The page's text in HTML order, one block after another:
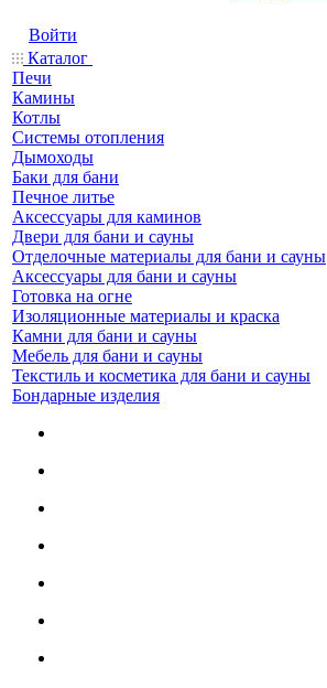
Войти
Каталог
Печи
Камины
Котлы
Системы отопления
Дымоходы
Баки для бани
Печное литье
Аксессуары для каминов
Двери для бани и сауны
Отделочные материалы для бани и сауны
Аксессуары для бани и сауны
Готовка на огне
Изоляционные материалы и краска
Камни для бани и сауны
Мебель для бани и сауны
Текстиль и косметика для бани и сауны
Бондарные изделия